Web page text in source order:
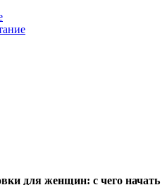
для женщин: с чего начать